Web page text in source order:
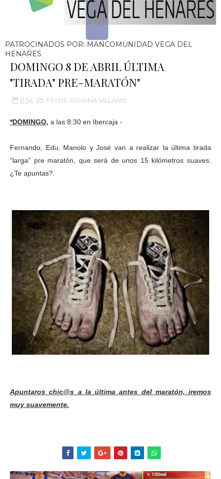
PATROCINADOS POR: MANCOMUNIDAD VEGA DEL
HENARES
DOMINGO 8 DE ABRIL ÚLTIMA
"TIRADA" PRE-MARATÓN"
8:54 FIN DE SEMANA VILLANO
*DOMINGO, a las 8:30 en Ibercaja -
Fernando, Edu, Manolo y José van a realizar la última tirada
“larga” pre maratón, que será de unos 15 kilómetros suaves.
¿Te apuntas?.
Apuntaros chic@s a la última antes del maratón, iremos
muy suavemente.